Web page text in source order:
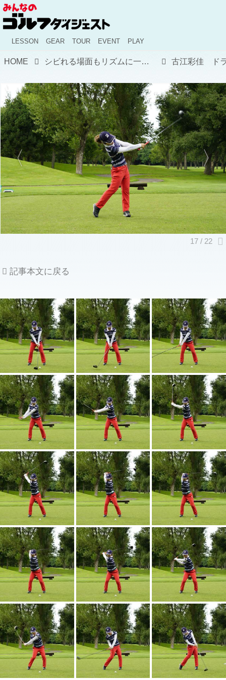
LESSON GEAR TOUR EVENT PLAY
HOME シビれる場面もリズムに一切狂いなし！ 古江彩佳の「回転力」スウィングをプロが分析
記事本文に戻る